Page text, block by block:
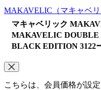
MAKAVELIC （マキャベリ
マキャベリック
MAKAVELIC
BLACK EDITION 3122
こちらは、会員価格が設定